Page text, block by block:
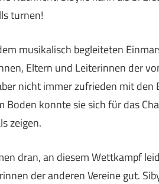
turnen!
musikalisch begleiteten
Eltern und Leiterinnen der
nicht immer zufrieden mit
konnte sie sich für das
zeigen.
dran, an diesem Wettkampf
der anderen Vereine gut.